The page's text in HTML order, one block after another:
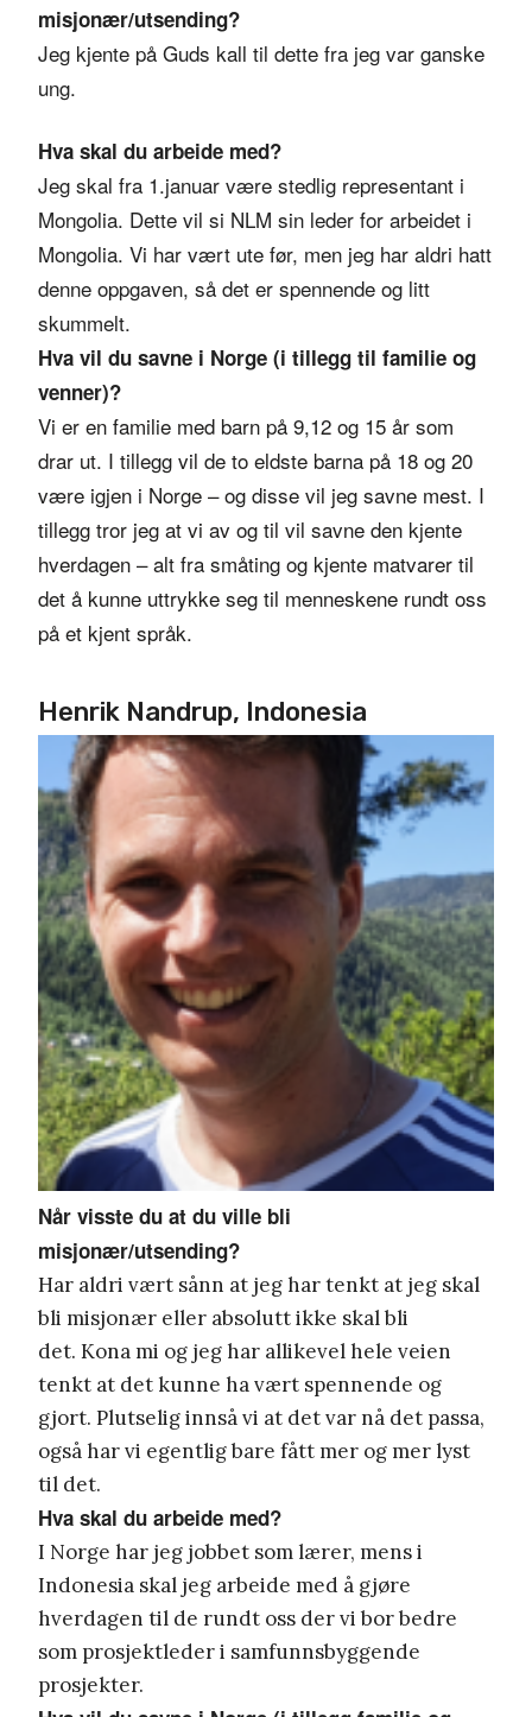
misjonær/utsending?
Jeg kjente på Guds kall til dette fra jeg var ganske
ung.
Hva skal du arbeide med?
Jeg skal fra 1.januar være stedlig representant i
Mongolia. Dette vil si NLM sin leder for arbeidet i
Mongolia. Vi har vært ute før, men jeg har aldri hatt
denne oppgaven, så det er spennende og litt
skummelt.
Hva vil du savne i Norge (i tillegg til familie og
venner)?
Vi er en familie med barn på 9,12 og 15 år som
drar ut. I tillegg vil de to eldste barna på 18 og 20
være igjen i Norge – og disse vil jeg savne mest. I
tillegg tror jeg at vi av og til vil savne den kjente
hverdagen – alt fra småting og kjente matvarer til
det å kunne uttrykke seg til menneskene rundt oss
på et kjent språk.
Henrik Nandrup, Indonesia
Når visste du at du ville bli
misjonær/utsending?
Har aldri vært sånn at jeg har tenkt at jeg skal
bli misjonær eller absolutt ikke skal bli
det. Kona mi og jeg har allikevel hele veien
tenkt at det kunne ha vært spennende og
gjort. Plutselig innså vi at det var nå det passa,
også har vi egentlig bare fått mer og mer lyst
til det.
Hva skal du arbeide med?
I Norge har jeg jobbet som lærer, mens i
Indonesia skal jeg arbeide med å gjøre
hverdagen til de rundt oss der vi bor bedre
som prosjektleder i samfunnsbyggende
prosjekter.